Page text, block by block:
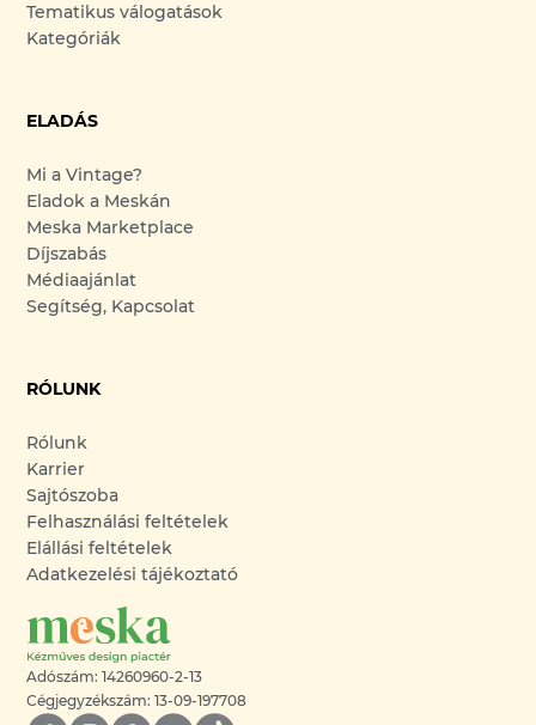
Tematikus válogatások
Kategóriák
ELADÁS
Mi a Vintage?
Eladok a Meskán
Meska Marketplace
Díjszabás
Médiaajánlat
Segítség, Kapcsolat
RÓLUNK
Rólunk
Karrier
Sajtószoba
Felhasználási feltételek
Elállási feltételek
Adatkezelési tájékoztató
Adószám: 14260960-2-13
Cégjegyzékszám: 13-09-197708